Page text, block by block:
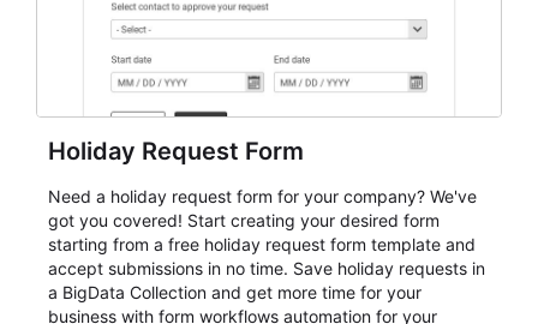
Holiday Request Form
Need a holiday request form for your company? We've
got you covered! Start creating your desired form
starting from a free holiday request form template and
accept submissions in no time. Save holiday requests in
a BigData Collection and get more time for your
business with form workflows automation for your